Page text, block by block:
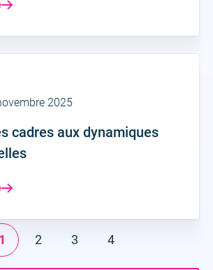
2025
cadres aux dynamiques
1 2 3 4